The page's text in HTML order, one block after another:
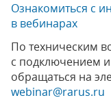
Ознакомиться с
в вебинарах
По техническим
с подключением
обращаться на
webinar@rarus.ru